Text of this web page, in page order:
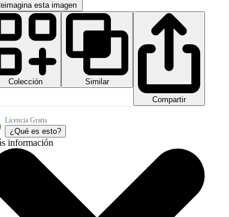
esta imagen
Colección
Similar
Compartir
Licencia Gratis
¿Qué es esto?
información